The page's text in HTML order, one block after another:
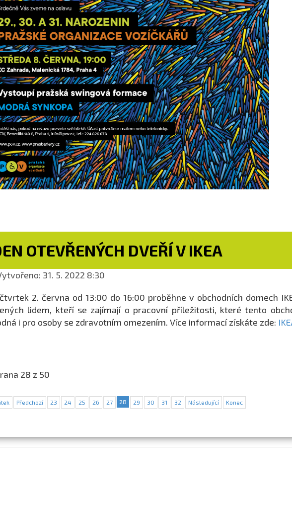
OTEVŘENÝCH DVEŘÍ V IKEA
31. 5. 2022 8:30
2. června od 13:00 do 16:00 proběhne v obchodních domech
lidem, kteří se zajímají o pracovní příležitosti, které tento
i pro osoby se zdravotním omezením. Více informací získáte zde:
28 z 50
Předchozí 23 24 25 26 27 28 29 30 31 32 Následující Konec